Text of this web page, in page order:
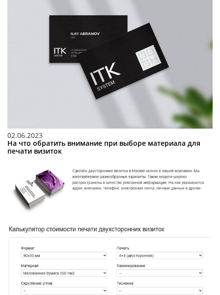
02.06.2023
На что обратить внимание при выборе материала для
печати визиток